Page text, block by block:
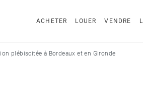
ACHETER LOUER VENDRE
plébiscitée à Bordeaux et en Gironde